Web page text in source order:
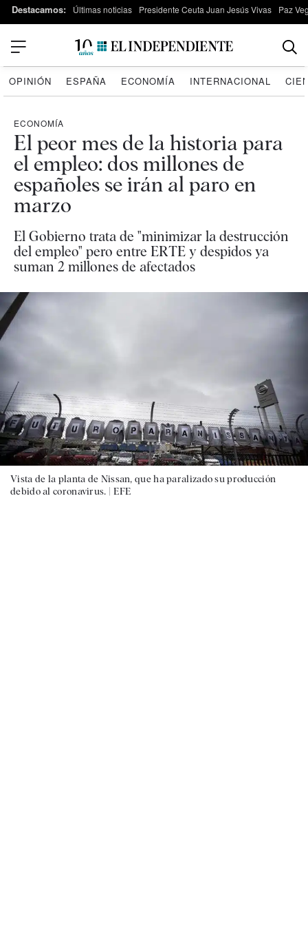
Destacamos: Últimas noticias Presidente Ceuta Juan Jesús Vivas Paz
OPINIÓN ESPAÑA ECONOMÍA INTERNACIONAL
ECONOMÍA
El peor mes de la historia para
el empleo: dos millones de
españoles se irán al paro en
marzo
El Gobierno trata de "minimizar la destrucción
del empleo" pero entre ERTE y despidos ya
suman 2 millones de afectados
Vista de la planta de Nissan, que ha paralizado su producción
debido al coronavirus. | EFE